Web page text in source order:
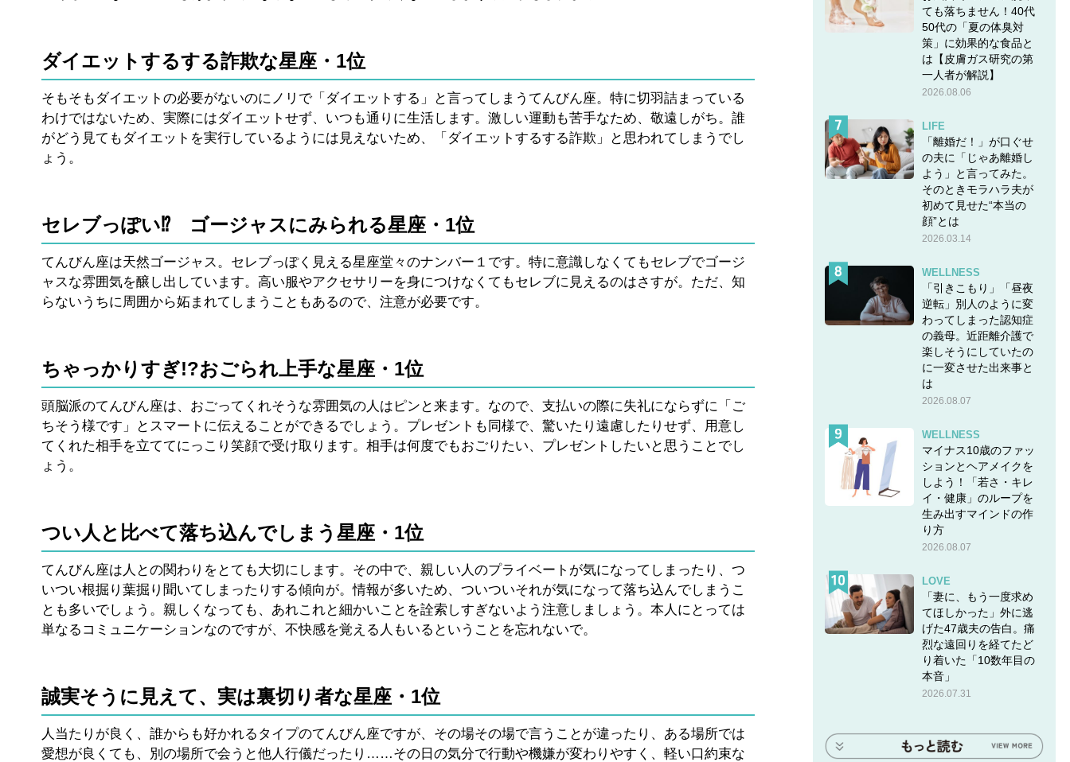
ダイエットするする詐欺な星座・1位
そもそもダイエットの必要がないのにノリで「ダイエットする」と言ってしまうてんびん座。特に切羽詰まっている
わけではないため、実際にはダイエットせず、いつも通りに生活します。激しい運動も苦手なため、敬遠しがち。誰
がどう見てもダイエットを実行しているようには見えないため、「ダイエットするする詐欺」と思われてしまうでし
ょう。
セレブっぽい⁉ ゴージャスにみられる星座・1位
てんびん座は天然ゴージャス。セレブっぽく見える星座堂々のナンバー１です。特に意識しなくてもセレブでゴージ
ャスな雰囲気を醸し出しています。高い服やアクセサリーを身につけなくてもセレブに見えるのはさすが。ただ、知
らないうちに周囲から妬まれてしまうこともあるので、注意が必要です。
ちゃっかりすぎ!?おごられ上手な星座・1位
頭脳派のてんびん座は、おごってくれそうな雰囲気の人はピンと来ます。なので、支払いの際に失礼にならずに「ご
ちそう様です」とスマートに伝えることができるでしょう。プレゼントも同様で、驚いたり遠慮したりせず、用意し
てくれた相手を立ててにっこり笑顔で受け取ります。相手は何度でもおごりたい、プレゼントしたいと思うことでし
ょう。
つい人と比べて落ち込んでしまう星座・1位
てんびん座は人との関わりをとても大切にします。その中で、親しい人のプライベートが気になってしまったり、つ
いつい根掘り葉掘り聞いてしまったりする傾向が。情報が多いため、ついついそれが気になって落ち込んでしまうこ
とも多いでしょう。親しくなっても、あれこれと細かいことを詮索しすぎないよう注意しましょう。本人にとっては
単なるコミュニケーションなのですが、不快感を覚える人もいるということを忘れないで。
誠実そうに見えて、実は裏切り者な星座・1位
人当たりが良く、誰からも好かれるタイプのてんびん座ですが、その場その場で言うことが違ったり、ある場所では
愛想が良くても、別の場所で会うと他人行儀だったり……その日の気分で行動や機嫌が変わりやすく、軽い口約束な
ても落ちません！40代
50代の「夏の体臭対
策」に効果的な食品と
は【皮膚ガス研究の第
一人者が解説】
2026.08.06
LIFE
「離婚だ！」が口ぐせ
の夫に「じゃあ離婚し
よう」と言ってみた。
そのときモラハラ夫が
初めて見せた“本当の
顔”とは
2026.03.14
WELLNESS
「引きこもり」「昼夜
逆転」別人のように変
わってしまった認知症
の義母。近距離介護で
楽しそうにしていたの
に一変させた出来事と
は
2026.08.07
WELLNESS
マイナス10歳のファッ
ションとヘアメイクを
しよう！「若さ・キレ
イ・健康」のループを
生み出すマインドの作
り方
2026.08.07
LOVE
「妻に、もう一度求め
てほしかった」外に逃
げた47歳夫の告白。痛
烈な遠回りを経てたど
り着いた「10数年目の
本音」
2026.07.31